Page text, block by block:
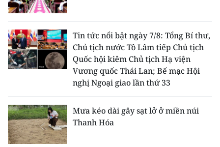
Tin tức nổi bật ngày 7/8: Tổng Bí thư,
Chủ tịch nước Tô Lâm tiếp Chủ tịch
Quốc hội kiêm Chủ tịch Hạ viện
Vương quốc Thái Lan; Bế mạc Hội
nghị Ngoại giao lần thứ 33
Mưa kéo dài gây sạt lở ở miền núi
Thanh Hóa